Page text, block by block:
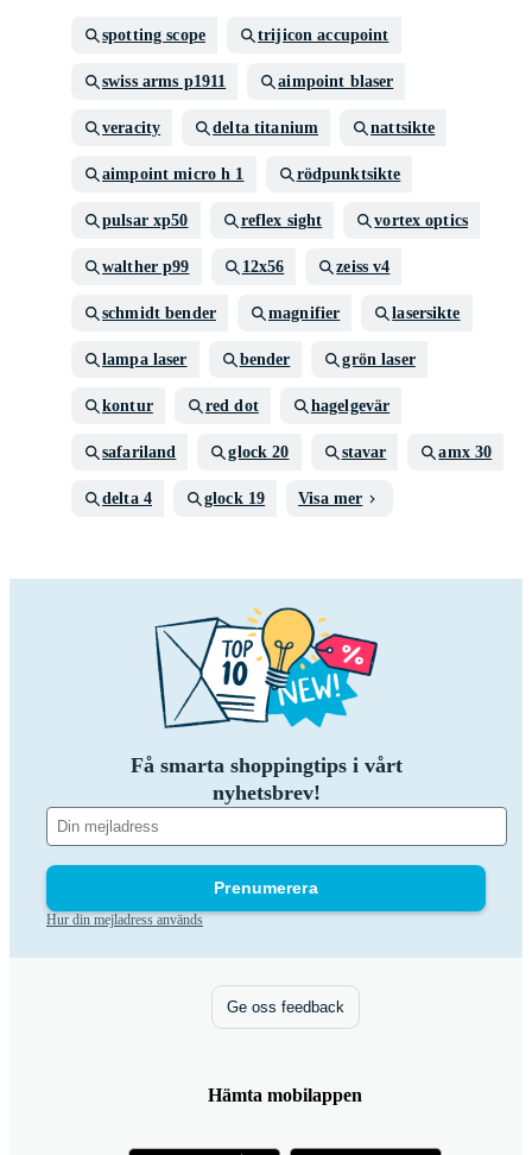
spotting scope trijicon accupoint
swiss arms p1911 aimpoint blaser
veracity delta titanium nattsikte
aimpoint micro h 1 rödpunktsikte
pulsar xp50 reflex sight vortex optics
walther p99 12x56 zeiss v4
schmidt bender magnifier lasersikte
lampa laser bender grön laser
kontur red dot hagelgevär
safariland glock 20 stavar amx 30
delta 4 glock 19 Visa mer
Få smarta shoppingtips i vårt
nyhetsbrev!
Prenumerera
Hur din mejladress används
Ge oss feedback
Hämta mobilappen